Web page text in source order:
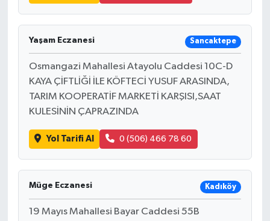
Yaşam Eczanesi Sancaktepe
Osmangazi Mahallesi Atayolu Caddesi 10C-D
KAYA ÇİFTLİĞİ İLE KÖFTECİ YUSUF ARASINDA,
TARIM KOOPERATİF MARKETİ KARŞISI,SAAT
KULESİNİN ÇAPRAZINDA
Yol Tarifi Al 0 (506) 466 78 60
Müge Eczanesi Kadıköy
19 Mayıs Mahallesi Bayar Caddesi 55B